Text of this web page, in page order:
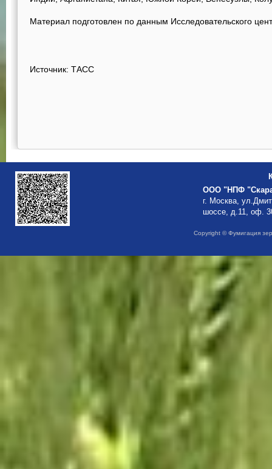
Материал подготовлен по данным Исследовательского
Источник: ТАСС
ООО "НПФ
г. Москва,
шоссе, д.11, оф.
Copyright © Фумигация